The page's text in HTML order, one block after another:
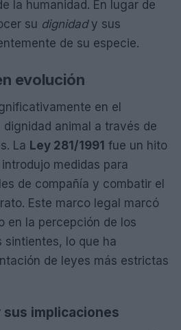
la humanidad. En lugar de
su dignidady sus
de su especie.
evolución
en el
animal a través de
La Ley 281/1991 fue un hito
medidas para
de compañía y combatir el
Este marco legal marcó
en la percepción de los
sintientes, lo que ha
de leyes más estrictas
sus implicaciones